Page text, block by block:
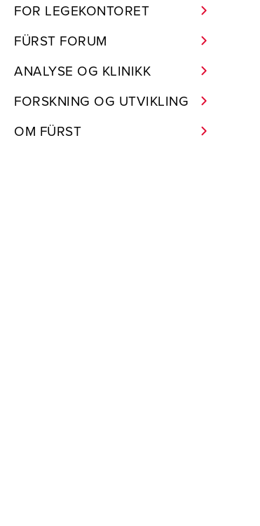
FOR LEGEKONTORET
FÜRST FORUM
ANALYSE OG KLINIKK
FORSKNING OG UTVIKLING
OM FÜRST